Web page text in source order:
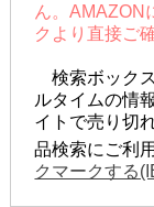
ん。AMAZON
クより直接ご
検索ボック
ルタイムの情
イトで売り切
品検索にご利
クマークする